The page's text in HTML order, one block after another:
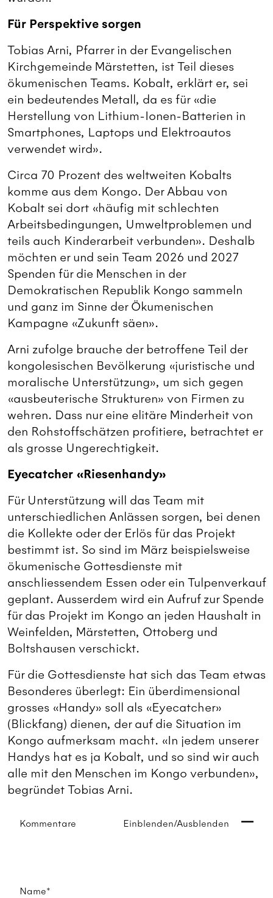
Für Perspektive sorgen
Tobias Arni, Pfarrer in der Evangelischen
Kirchgemeinde Märstetten, ist Teil dieses
ökumenischen Teams. Kobalt, erklärt er, sei
ein bedeutendes Metall, da es für «die
Herstellung von Lithium-Ionen-Batterien in
Smartphones, Laptops und Elektroautos
verwendet wird».
Circa 70 Prozent des weltweiten Kobalts
komme aus dem Kongo. Der Abbau von
Kobalt sei dort «häufig mit schlechten
Arbeitsbedingungen, Umweltproblemen und
teils auch Kinderarbeit verbunden». Deshalb
möchten er und sein Team 2026 und 2027
Spenden für die Menschen in der
Demokratischen Republik Kongo sammeln
und ganz im Sinne der Ökumenischen
Kampagne «Zukunft säen».
Arni zufolge brauche der betroffene Teil der
kongolesischen Bevölkerung «juristische und
moralische Unterstützung», um sich gegen
«ausbeuterische Strukturen» von Firmen zu
wehren. Dass nur eine elitäre Minderheit von
den Rohstoffschätzen profitiere, betrachtet er
als grosse Ungerechtigkeit.
Eyecatcher «Riesenhandy»
Für Unterstützung will das Team mit
unterschiedlichen Anlässen sorgen, bei denen
die Kollekte oder der Erlös für das Projekt
bestimmt ist. So sind im März beispielsweise
ökumenische Gottesdienste mit
anschliessendem Essen oder ein Tulpenverkauf
geplant. Ausserdem wird ein Aufruf zur Spende
für das Projekt im Kongo an jeden Haushalt in
Weinfelden, Märstetten, Ottoberg und
Boltshausen verschickt.
Für die Gottesdienste hat sich das Team etwas
Besonderes überlegt: Ein überdimensional
grosses «Handy» soll als «Eyecatcher»
(Blickfang) dienen, der auf die Situation im
Kongo aufmerksam macht. «In jedem unserer
Handys hat es ja Kobalt, und so sind wir auch
alle mit den Menschen im Kongo verbunden»,
begründet Tobias Arni.
Kommentare Einblenden/Ausblenden
Name*